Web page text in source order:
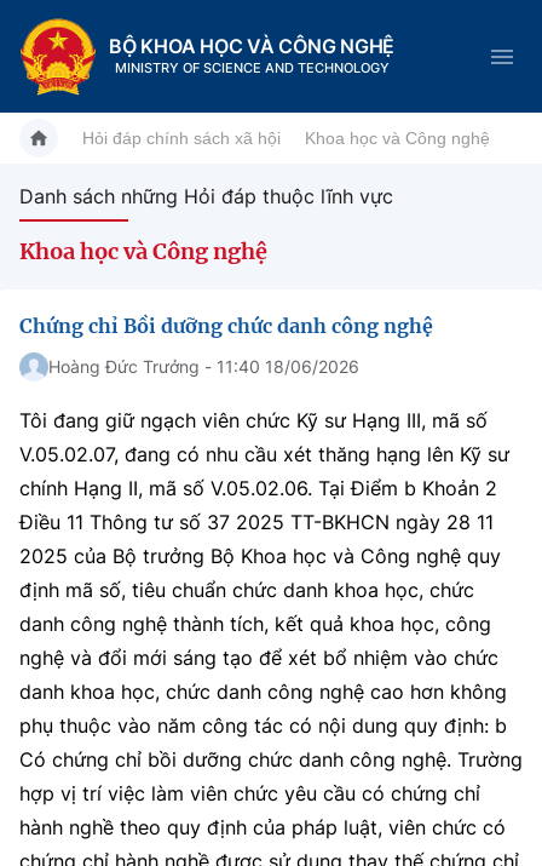
BỘ KHOA HỌC VÀ CÔNG NGHỆ
MINISTRY OF SCIENCE AND TECHNOLOGY
Giới thiệu
Cơ cấu tổ chức
Lịch sử phát triển
Sở Khoa học và Công nghệ
Khoa học và Công nghệ
Đổi mới sáng tạo
Chuyển đổi số
Bưu chính, Viễn thông
Sở hữu trí tuệ
Tiêu chuẩn, đo lường, chất lượng
Năng lượng nguyên tử
Dịch vụ công
Hệ thống văn bản
Văn bản QPPL
Văn bản chỉ đạo điều hành
Lấy ý kiến người dân về dự thảo VBQPPL
MST IOFFICE
THỐNG KÊ
Khoa học và Công nghệ
Đổi mới sáng tạo
Chuyển đổi số
Bưu chính, Viễn thông
Multimedia
THƯ ĐIỆN TỬ
Khác
Videos
Hỏi đáp chính sách xã hội Khoa học và Công nghệ
Danh sách những Hỏi đáp thuộc lĩnh vực
Khoa học và Công nghệ
Chứng chỉ Bồi dưỡng chức danh công nghệ
Hoàng Đức Trưởng - 11:40 18/06/2026
Tôi đang giữ ngạch viên chức Kỹ sư Hạng III, mã số
V.05.02.07, đang có nhu cầu xét thăng hạng lên Kỹ sư
chính Hạng II, mã số V.05.02.06. Tại Điểm b Khoản 2
Điều 11 Thông tư số 37 2025 TT-BKHCN ngày 28 11
2025 của Bộ trưởng Bộ Khoa học và Công nghệ quy
định mã số, tiêu chuẩn chức danh khoa học, chức
danh công nghệ thành tích, kết quả khoa học, công
nghệ và đổi mới sáng tạo để xét bổ nhiệm vào chức
danh khoa học, chức danh công nghệ cao hơn không
phụ thuộc vào năm công tác có nội dung quy định: b
Có chứng chỉ bồi dưỡng chức danh công nghệ. Trường
hợp vị trí việc làm viên chức yêu cầu có chứng chỉ
hành nghề theo quy định của pháp luật, viên chức có
chứng chỉ hành nghề được sử dụng thay thế chứng chỉ